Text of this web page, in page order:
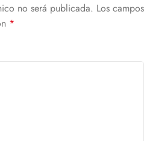
no será publicada. Los campos
*